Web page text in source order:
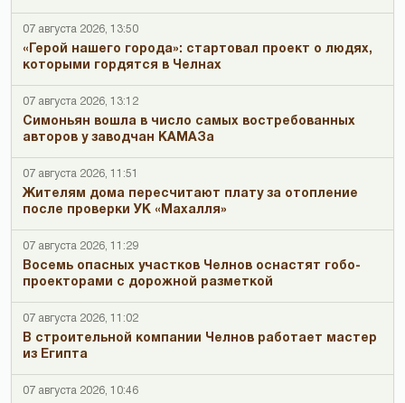
07 августа 2026, 13:50
«Герой нашего города»: стартовал проект о людях,
которыми гордятся в Челнах
07 августа 2026, 13:12
Симоньян вошла в число самых востребованных
авторов у заводчан КАМАЗа
07 августа 2026, 11:51
Жителям дома пересчитают плату за отопление
после проверки УК «Махалля»
07 августа 2026, 11:29
Восемь опасных участков Челнов оснастят гобо-
проекторами с дорожной разметкой
07 августа 2026, 11:02
В строительной компании Челнов работает мастер
из Египта
07 августа 2026, 10:46